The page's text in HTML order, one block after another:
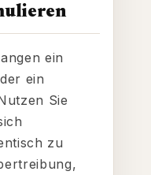
ein
ein
Sie
zu